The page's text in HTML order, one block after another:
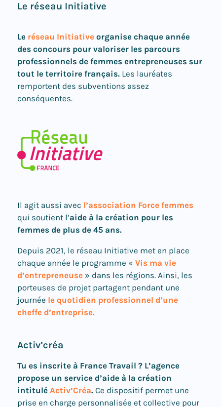
Le réseau Initiative
Le réseau Initiative organise chaque année
des concours pour valoriser les parcours
professionnels de femmes entrepreneuses sur
tout le territoire français. Les lauréates
remportent des subventions assez
conséquentes.
Il agit aussi avec l’association Force femmes
qui soutient l’aide à la création pour les
femmes de plus de 45 ans.
Depuis 2021, le réseau Initiative met en place
chaque année le programme « Vis ma vie
d’entrepreneuse » dans les régions. Ainsi, les
porteuses de projet partagent pendant une
journée le quotidien professionnel d’une
cheffe d’entreprise.
Activ’créa
Tu es inscrite à France Travail ? L’agence
propose un service d’aide à la création
intitulé Activ’Créa. Ce dispositif permet une
prise en charge personnalisée et collective pour